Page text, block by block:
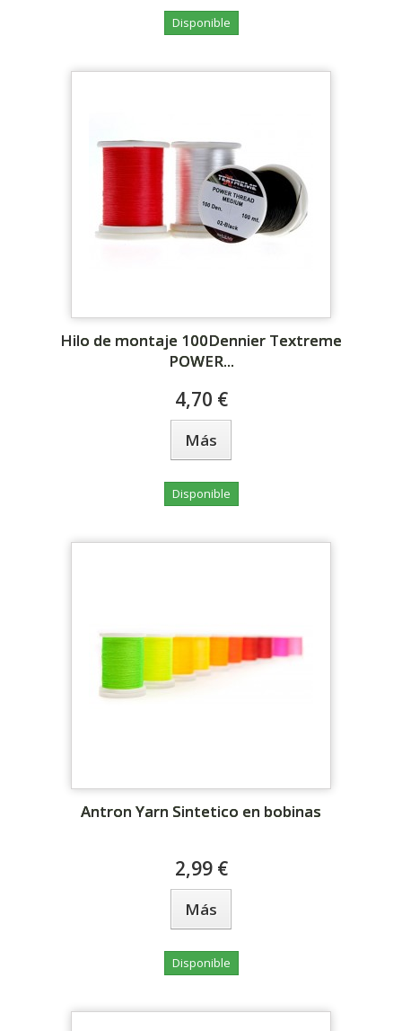
Disponible
Hilo de montaje 100Dennier Textreme
POWER...
4,70 €
Más
Disponible
Antron Yarn Sintetico en bobinas
2,99 €
Más
Disponible